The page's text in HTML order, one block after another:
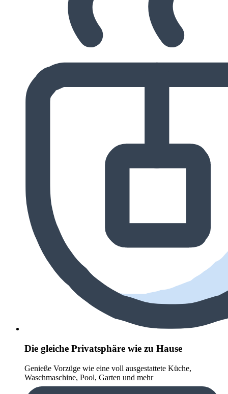
Die gleiche Privatsphäre wie zu Hause
Genieße Vorzüge wie eine voll ausgestattete Küche,
Waschmaschine, Pool, Garten und mehr